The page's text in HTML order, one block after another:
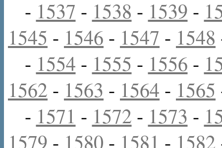
- 1537 - 1538 - 1539 -
1545 - 1546 - 1547 - 1548
- 1554 - 1555 - 1556 -
1562 - 1563 - 1564 - 1565
- 1571 - 1572 - 1573 -
1579 - 1580 - 1581 - 1582